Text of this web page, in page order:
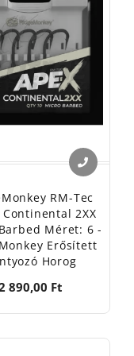
színű fényt is
közül lehet
étel pároló és
baseball és
kölcsönöznek
A
a RidgeMonkey
RM-Tec
Continental 2XX
Méret: 6 -
Erősített
Horog
890,00 Ft